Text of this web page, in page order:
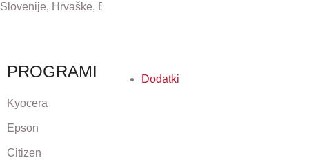
Dodatki
Slovenije, Hrvaške, Bosne in Hercegovine ter Črne gore.
PROGRAMI
Kyocera
Epson
Citizen